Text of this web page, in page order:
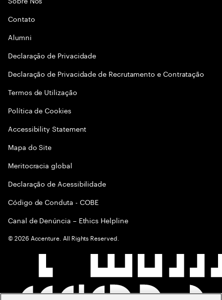
Contato
Alumni
Declaraçāo de Privacidade
Declaração de Privacidade de Recrutamento e Contratação
Termos de Utilização
Política de Cookies
Accessibility Statement
Mapa do Site
Meritocracia global
Declaração de Acessibilidade
Código de Conduta - COBE
Canal de Denúncia – Ethics Helpline
©2026 Accenture. All Rights Reserved.